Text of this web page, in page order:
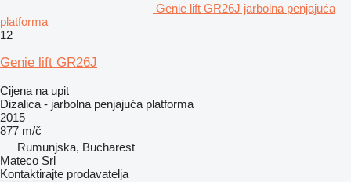
Genie lift GR26J jarbolna penjajuća
platforma
12
Genie lift GR26J
Cijena na upit
Dizalica - jarbolna penjajuća platforma
2015
877 m/č
Rumunjska, Bucharest
Mateco Srl
Kontaktirajte prodavatelja